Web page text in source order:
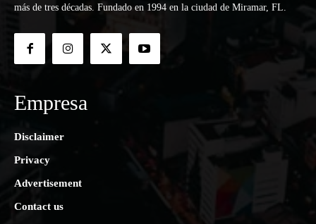
más de tres décadas. Fundado en 1994 en la ciudad de Miramar, FL.
Empresa
Disclaimer
Privacy
Advertisement
Contact us